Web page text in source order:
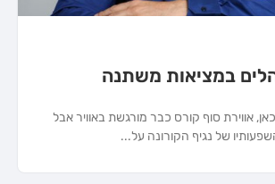
במציאות משתנה
אווירת סוף קורס כבר מורגשת באוויר אבל
של נגיף הקורונה על